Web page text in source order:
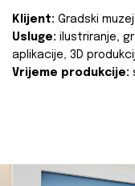
Klijent: Gradski muzej
Usluge: ilustriranje,
aplikacije, 3D
Vrijeme produkcije: